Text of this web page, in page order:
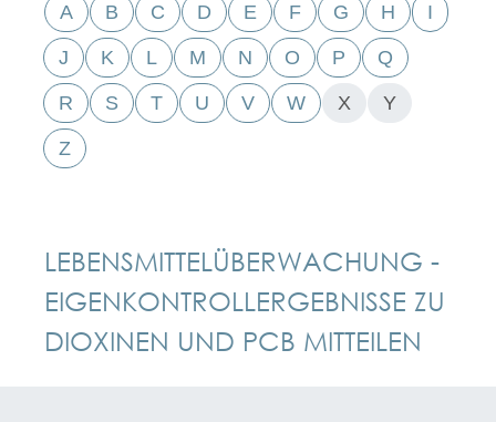
A B C D E F G H I
J K L M N O P Q
R S T U V W X Y
Z
LEBENSMITTELÜBERWACHUNG -
EIGENKONTROLLERGEBNISSE ZU
DIOXINEN UND PCB MITTEILEN